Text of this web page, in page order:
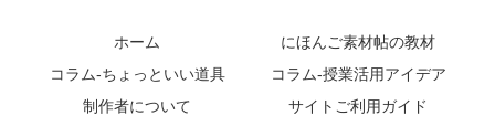
ホーム
にほんご素材帖の教材
コラム-ちょっといい道具
コラム-授業活用アイデア
制作者について
サイトご利用ガイド